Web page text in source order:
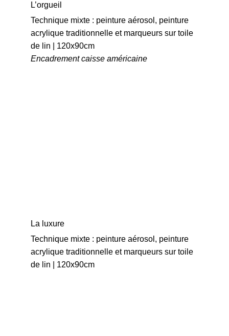
L’orgueil
Technique mixte : peinture aérosol, peinture
acrylique traditionnelle et marqueurs sur toile
de lin | 120x90cm
Encadrement caisse américaine
La luxure
Technique mixte : peinture aérosol, peinture
acrylique traditionnelle et marqueurs sur toile
de lin | 120x90cm